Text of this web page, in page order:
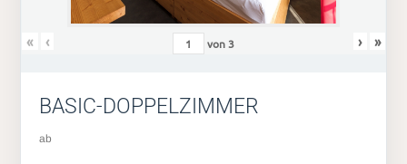
« ‹ von3 › »
BASIC-DOPPELZIMMER
ab